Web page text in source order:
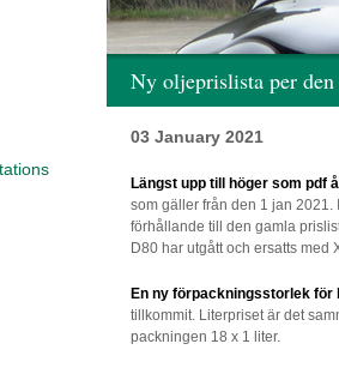
Ny oljeprislista per den
03 January 2021
Längst upp till höger som pdf
som gäller från den 1 jan 2021.
förhållande till den gamla
D80 har utgått och ersatts med
En ny förpackningsstorlek för
tillkommit. Literpriset är det
packningen 18 x 1 liter.